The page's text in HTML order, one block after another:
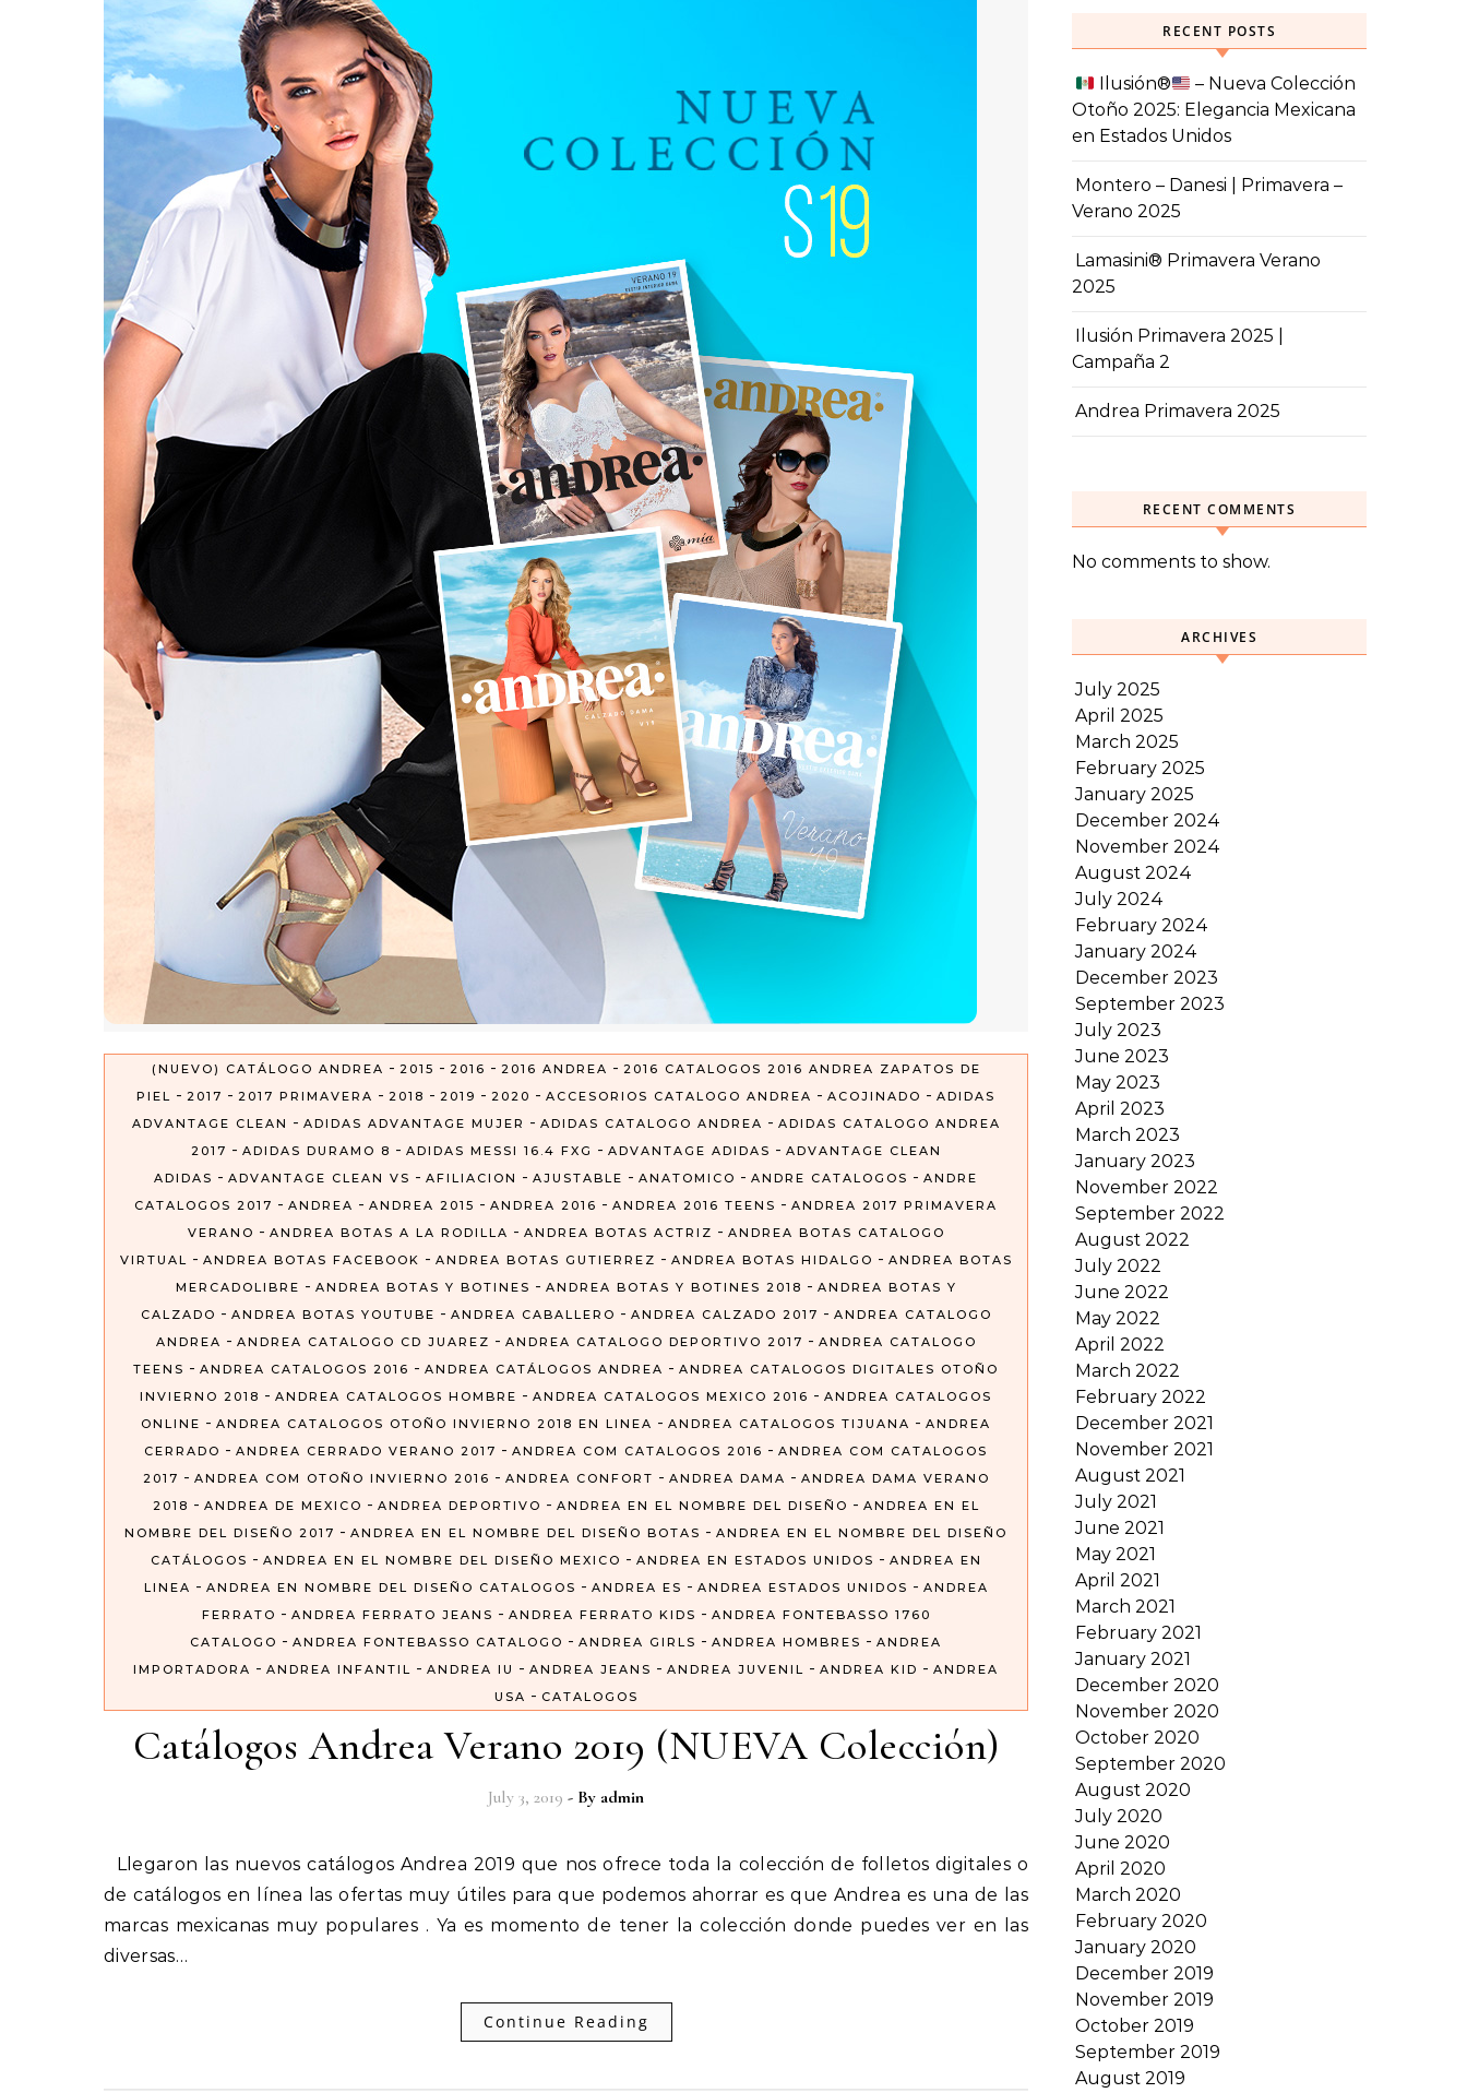
(NUEVO) CATÁLOGO ANDREA - 2015 - 2016 - 2016 ANDREA - 2016 CATALOGOS 2016 ANDREA ZAPATOS DE
PIEL - 2017 - 2017 PRIMAVERA - 2018 - 2019 - 2020 - ACCESORIOS CATALOGO ANDREA - ACOJINADO - ADIDAS
ADVANTAGE CLEAN - ADIDAS ADVANTAGE MUJER - ADIDAS CATALOGO ANDREA - ADIDAS CATALOGO ANDREA
2017 - ADIDAS DURAMO 8 - ADIDAS MESSI 16.4 FXG - ADVANTAGE ADIDAS - ADVANTAGE CLEAN
ADIDAS - ADVANTAGE CLEAN VS - AFILIACION - AJUSTABLE - ANATOMICO - ANDRE CATALOGOS - ANDRE
CATALOGOS 2017 - ANDREA - ANDREA 2015 - ANDREA 2016 - ANDREA 2016 TEENS - ANDREA 2017 PRIMAVERA
VERANO - ANDREA BOTAS A LA RODILLA - ANDREA BOTAS ACTRIZ - ANDREA BOTAS CATALOGO
VIRTUAL - ANDREA BOTAS FACEBOOK - ANDREA BOTAS GUTIERREZ - ANDREA BOTAS HIDALGO - ANDREA BOTAS
MERCADOLIBRE - ANDREA BOTAS Y BOTINES - ANDREA BOTAS Y BOTINES 2018 - ANDREA BOTAS Y
CALZADO - ANDREA BOTAS YOUTUBE - ANDREA CABALLERO - ANDREA CALZADO 2017 - ANDREA CATALOGO
ANDREA - ANDREA CATALOGO CD JUAREZ - ANDREA CATALOGO DEPORTIVO 2017 - ANDREA CATALOGO
TEENS - ANDREA CATALOGOS 2016 - ANDREA CATÁLOGOS ANDREA - ANDREA CATALOGOS DIGITALES OTOÑO
INVIERNO 2018 - ANDREA CATALOGOS HOMBRE - ANDREA CATALOGOS MEXICO 2016 - ANDREA CATALOGOS
ONLINE - ANDREA CATALOGOS OTOÑO INVIERNO 2018 EN LINEA - ANDREA CATALOGOS TIJUANA - ANDREA
CERRADO - ANDREA CERRADO VERANO 2017 - ANDREA COM CATALOGOS 2016 - ANDREA COM CATALOGOS
2017 - ANDREA COM OTOÑO INVIERNO 2016 - ANDREA CONFORT - ANDREA DAMA - ANDREA DAMA VERANO
2018 - ANDREA DE MEXICO - ANDREA DEPORTIVO - ANDREA EN EL NOMBRE DEL DISEÑO - ANDREA EN EL
NOMBRE DEL DISEÑO 2017 - ANDREA EN EL NOMBRE DEL DISEÑO BOTAS - ANDREA EN EL NOMBRE DEL DISEÑO
CATÁLOGOS - ANDREA EN EL NOMBRE DEL DISEÑO MEXICO - ANDREA EN ESTADOS UNIDOS - ANDREA EN
LINEA - ANDREA EN NOMBRE DEL DISEÑO CATALOGOS - ANDREA ES - ANDREA ESTADOS UNIDOS - ANDREA
FERRATO - ANDREA FERRATO JEANS - ANDREA FERRATO KIDS - ANDREA FONTEBASSO 1760
CATALOGO - ANDREA FONTEBASSO CATALOGO - ANDREA GIRLS - ANDREA HOMBRES - ANDREA
IMPORTADORA - ANDREA INFANTIL - ANDREA IU - ANDREA JEANS - ANDREA JUVENIL - ANDREA KID - ANDREA
USA - CATALOGOS
Catálogos Andrea Verano 2019 (NUEVA Colección)
July 3, 2019 - By admin
Llegaron las nuevos catálogos Andrea 2019 que nos ofrece toda la colección de folletos digitales o
de catálogos en línea las ofertas muy útiles para que podemos ahorrar es que Andrea es una de las
marcas mexicanas muy populares . Ya es momento de tener la colección donde puedes ver en las
diversas…
Continue Reading
RECENT POSTS
Ilusión®️
– Nueva Colección
Otoño 2025: Elegancia Mexicana
en Estados Unidos
Montero – Danesi | Primavera –
Verano 2025
Lamasini® Primavera Verano
2025
Ilusión Primavera 2025 |
Campaña 2
Andrea Primavera 2025
RECENT COMMENTS
No comments to show.
ARCHIVES
July 2025
April 2025
March 2025
February 2025
January 2025
December 2024
November 2024
August 2024
July 2024
February 2024
January 2024
December 2023
September 2023
July 2023
June 2023
May 2023
April 2023
March 2023
January 2023
November 2022
September 2022
August 2022
July 2022
June 2022
May 2022
April 2022
March 2022
February 2022
December 2021
November 2021
August 2021
July 2021
June 2021
May 2021
April 2021
March 2021
February 2021
January 2021
December 2020
November 2020
October 2020
September 2020
August 2020
July 2020
June 2020
April 2020
March 2020
February 2020
January 2020
December 2019
November 2019
October 2019
September 2019
August 2019